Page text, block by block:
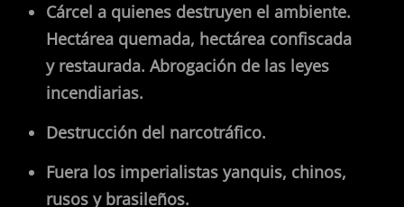
Cárcel a quienes destruyen el ambiente.
Hectárea quemada, hectárea confiscada
y restaurada. Abrogación de las leyes
incendiarias.
Destrucción del narcotráfico.
Fuera los imperialistas yanquis, chinos,
rusos y brasileños.